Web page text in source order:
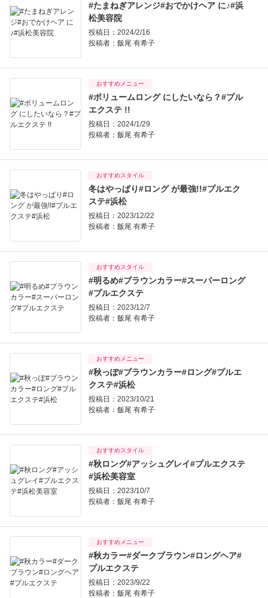
#たまねぎアレンジ#おでかけヘア に♪#浜
松美容院
投稿日：2024/2/16
投稿者： 飯尾 有希子
おすすめメニュー
#ボリュームロング にしたいなら？#プル
エクステ !!
投稿日：2024/1/29
投稿者： 飯尾 有希子
おすすめスタイル
冬はやっぱり#ロング が最強!!#プルエク
ステ#浜松
投稿日：2023/12/22
投稿者： 飯尾 有希子
おすすめスタイル
#明るめ#ブラウンカラー#スーパーロング
#プルエクステ
投稿日：2023/12/7
投稿者： 飯尾 有希子
おすすめメニュー
#秋っぽ#ブラウンカラー#ロング#プルエ
クステ#浜松
投稿日：2023/10/21
投稿者： 飯尾 有希子
おすすめスタイル
#秋ロング#アッシュグレイ#プルエクステ
#浜松美容室
投稿日：2023/10/7
投稿者： 飯尾 有希子
おすすめメニュー
#秋カラー#ダークブラウン#ロングヘア#
プルエクステ
投稿日：2023/9/22
投稿者： 飯尾 有希子